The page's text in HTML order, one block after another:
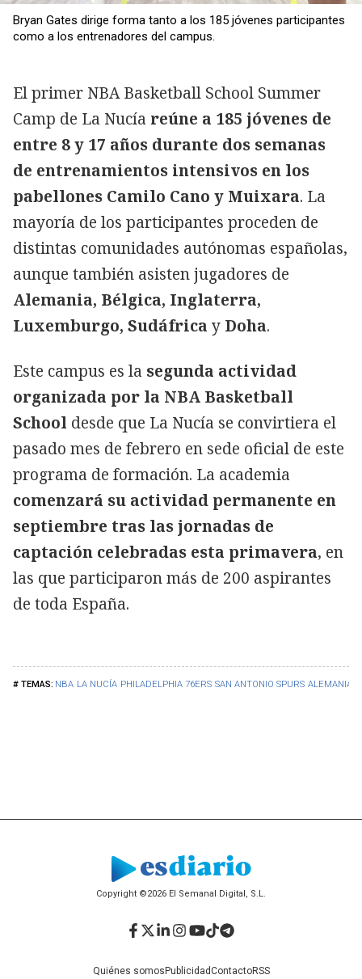
NBA LA NUCÍA PHILADELPHIA 76ERS SAN ANTONIO SPURS ALEMANIA
Bryan Gates dirige forma tanto a los 185 jóvenes participantes
como a los entrenadores del campus.
El primer NBA Basketball School Summer
Camp de La Nucía reúne a 185 jóvenes de
entre 8 y 17 años durante dos semanas
de entrenamientos intensivos en los
pabellones Camilo Cano y Muixara. La
mayoría de los participantes proceden de
distintas comunidades autónomas españolas,
aunque también asisten jugadores de
Alemania, Bélgica, Inglaterra,
Luxemburgo, Sudáfrica y Doha.
Este campus es la segunda actividad
organizada por la NBA Basketball
School desde que La Nucía se convirtiera el
pasado mes de febrero en sede oficial de este
programa de formación. La academia
comenzará su actividad permanente en
septiembre tras las jornadas de
captación celebradas esta primavera, en
las que participaron más de 200 aspirantes
de toda España.
Copyright ©2026 El Semanal Digital, S.L.
Quiénes somos PublicidadContactoRSS
Facebook
Twitter
LinkedIn
Instagram
YouTube
TikTok
Telegram